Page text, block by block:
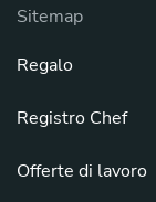
Sitemap
Regalo
Registro Chef
Offerte di lavoro